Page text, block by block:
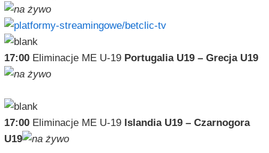
17:00Eliminacje ME U-19 Portugalia U19 – Grecja U19
17:00Eliminacje ME U-19 Islandia U19 – Czarnogora
U19